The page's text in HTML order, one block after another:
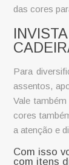
das cores
Para
assentos,
Vale
cores
a atenção e
Com isso
com itens